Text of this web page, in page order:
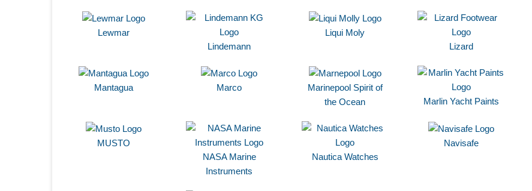
Lewmar
Lindemann
Liqui Moly
Lizard
Mantagua Marco
Marinepool Spirit of
the Ocean
Marlin Yacht Paints
MUSTO
NASA Marine
Instruments
Nautica Watches
Navisafe